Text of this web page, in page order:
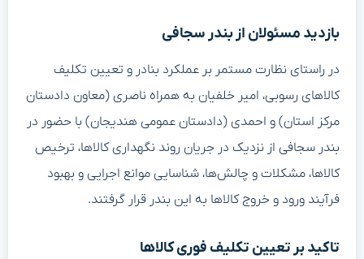
بازدید مسئولان از بندر سجافی
در راستای نظارت مستمر بر عملکرد بنادر و تعیین تکلیف
کالاهای رسوبی، امیر خلفیان به همراه ناصری (معاون دادستان
مرکز استان) و احمدی (دادستان عمومی هندیجان) با حضور در
بندر سجافی از نزدیک در جریان روند نگهداری کالاها، ترخیص
کالاها، مشکلات و چالش‌ها، شناسایی موانع اجرایی و بهبود
فرآیند ورود و خروج کالاها به این بندر قرار گرفتند.
تاکید بر تعیین تکلیف فوری کالاها